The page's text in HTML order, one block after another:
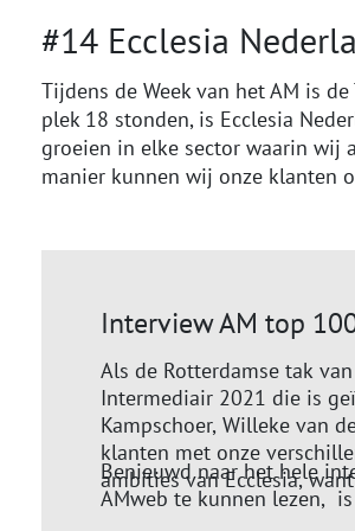
#14 Ecclesia
Tijdens de Week van het AM is
plek 18 stonden, is Ecclesia
groeien in elke sector waarin wij
manier kunnen wij onze klanten
Interview AM top
Als de Rotterdamse tak
Intermediair 2021 die is
Kampschoer, Willeke van
klanten met onze
ambities van Ecclesia,
Benieuwd naar het hele
AMweb te kunnen lezen,